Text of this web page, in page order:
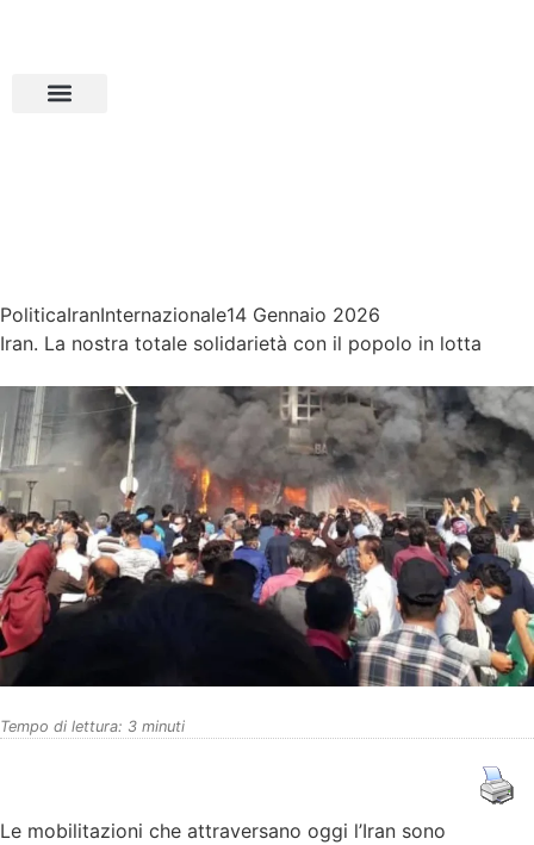
PoliticaIranInternazionale14 Gennaio 2026
Iran. La nostra totale solidarietà con il popolo in lotta
Tempo di lettura: 3 minuti
Le mobilitazioni che attraversano oggi l’Iran sono